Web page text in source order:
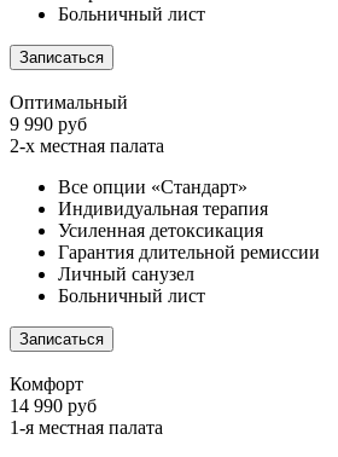
Больничный лист
Записаться
Оптимальный
9 990 руб
2-х местная палата
Все опции «Стандарт»
Индивидуальная терапия
Усиленная детоксикация
Гарантия длительной ремиссии
Личный санузел
Больничный лист
Записаться
Комфорт
14 990 руб
1-я местная палата